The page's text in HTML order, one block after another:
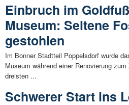
Einbruch im
Museum: Seltene
gestohlen
Im Bonner Stadtteil Poppelsdorf wurde
Museum während einer Renovierung zum
dreisten ...
Schwerer Start ins